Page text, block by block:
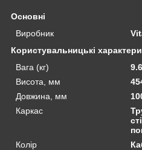
Основні
Виробник
Користувальницькі
Вага (кг)
9.6
Висота, мм
Довжина, мм
Каркас
Колір